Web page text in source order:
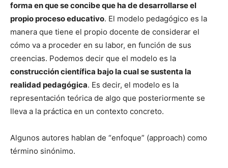
forma en que se concibe que ha de desarrollarse el
propio proceso educativo. El modelo pedagógico es la
manera que tiene el propio docente de considerar el
cómo va a proceder en su labor, en función de sus
creencias. Podemos decir que el modelo es la
construcción científica bajo la cual se sustenta la
realidad pedagógica. Es decir, el modelo es la
representación teórica de algo que posteriormente se
lleva a la práctica en un contexto concreto.
Algunos autores hablan de “enfoque” (approach) como
término sinónimo.